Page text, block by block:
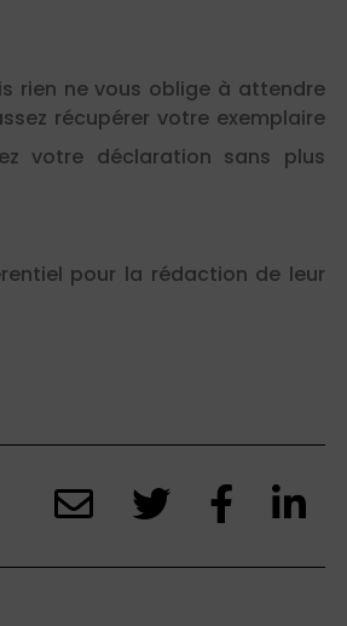
rien ne vous oblige à attendre
récupérer votre exemplaire
votre déclaration sans plus
pour la rédaction de leur